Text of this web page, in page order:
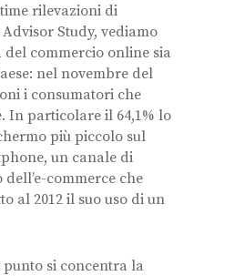
rilevazioni di
Study, vediamo
del commercio online sia
nel novembre del
i consumatori che
In particolare il 64,1% lo
più piccolo sul
un canale di
commerce che
al 2012 il suo uso di un
punto si concentra la